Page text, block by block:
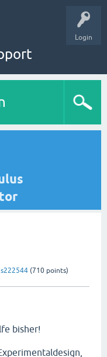
Login
s222544 (710 points)
bisher!